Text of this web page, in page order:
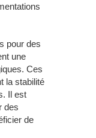
pour des
une
Ces
la stabilité
Il est
des
de